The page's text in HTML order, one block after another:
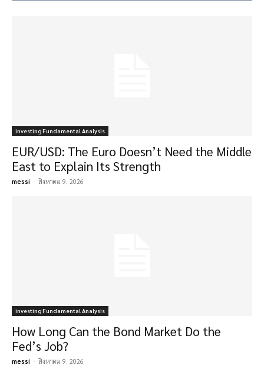
investing Fundamental Analysis
EUR/USD: The Euro Doesn’t Need the Middle
East to Explain Its Strength
messi - สิงหาคม 9, 2026
investing Fundamental Analysis
How Long Can the Bond Market Do the
Fed’s Job?
messi - สิงหาคม 9, 2026